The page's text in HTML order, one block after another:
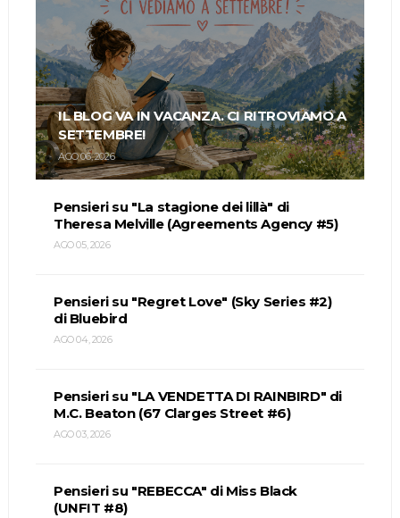
IL BLOG VA IN VACANZA. CI RITROVIAMO A
SETTEMBRE!
AGO 06, 2026
Pensieri su "La stagione dei lillà" di
Theresa Melville (Agreements Agency #5)
AGO 05, 2026
Pensieri su "Regret Love" (Sky Series #2)
di Bluebird
AGO 04, 2026
Pensieri su "LA VENDETTA DI RAINBIRD" di
M.C. Beaton (67 Clarges Street #6)
AGO 03, 2026
Pensieri su "REBECCA" di Miss Black
(UNFIT #8)